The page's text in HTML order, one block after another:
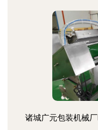
诸城广元包装机械